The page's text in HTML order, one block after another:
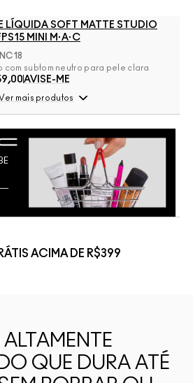
LÍQUIDA SOFT MATTE STUDIO
MINI M·A·C
NC18
com subtom neutro para pele clara
AVISE-ME
mais produtos
ACIMA DE R$399
QUE DURA ATÉ